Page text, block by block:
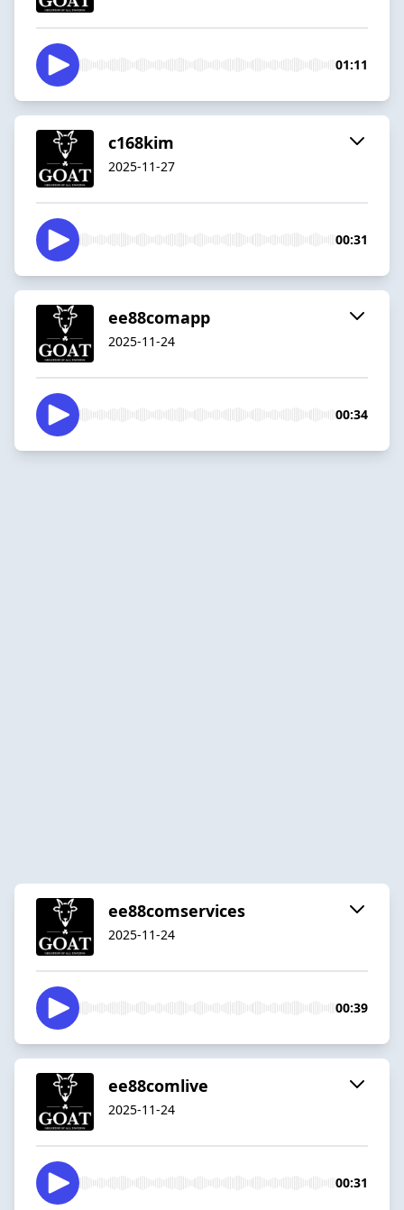
01:11
c168kim
2025-11-27
00:31
ee88comapp
2025-11-24
00:34
ee88comservices
2025-11-24
00:39
ee88comlive
2025-11-24
00:31